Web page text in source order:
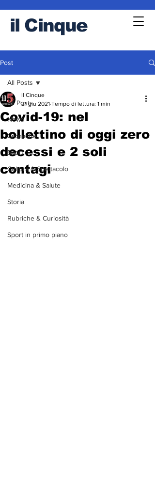
il Cinque
Post
All Posts
News
Cronache
Sport
Cultura & Spettacolo
Medicina & Salute
Storia
Rubriche & Curiosità
Sport in primo piano
All Posts
Covid-19: nel
bollettino di oggi zero
decessi e 2 soli
contagi
il Cinque
21 giu 2021 Tempo di lettura: 1 min